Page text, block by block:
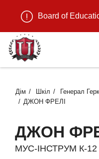
Board of Education
Дім Шкіл Генерал
ДЖОН ФРЕЛІ
ДЖОН
МУС-ІНСТРУМ К-12